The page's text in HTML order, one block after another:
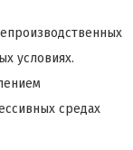
условиях.
средах